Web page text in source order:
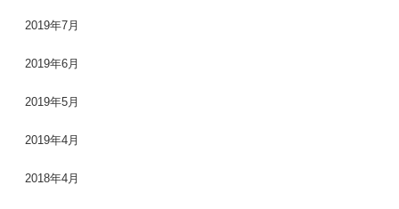
2019年7月
2019年6月
2019年5月
2019年4月
2018年4月